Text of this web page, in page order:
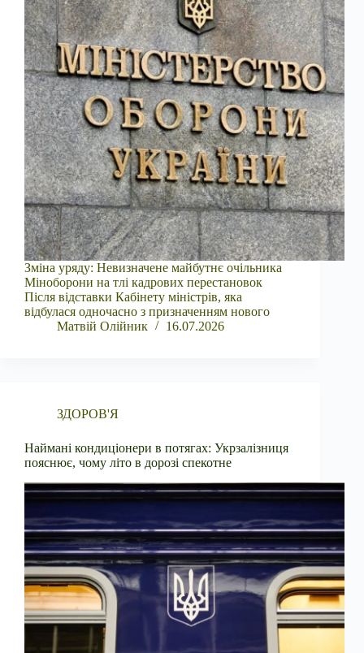
Зміна уряду: Невизначене майбутнє очільника
Міноборони на тлі кадрових перестановок
Після відставки Кабінету міністрів, яка
відбулася одночасно з призначенням нового
Матвій Олійник
16.07.2026
ЗДОРОВ'Я
Наймані кондиціонери в потягах: Укрзалізниця
пояснює, чому літо в дорозі спекотне